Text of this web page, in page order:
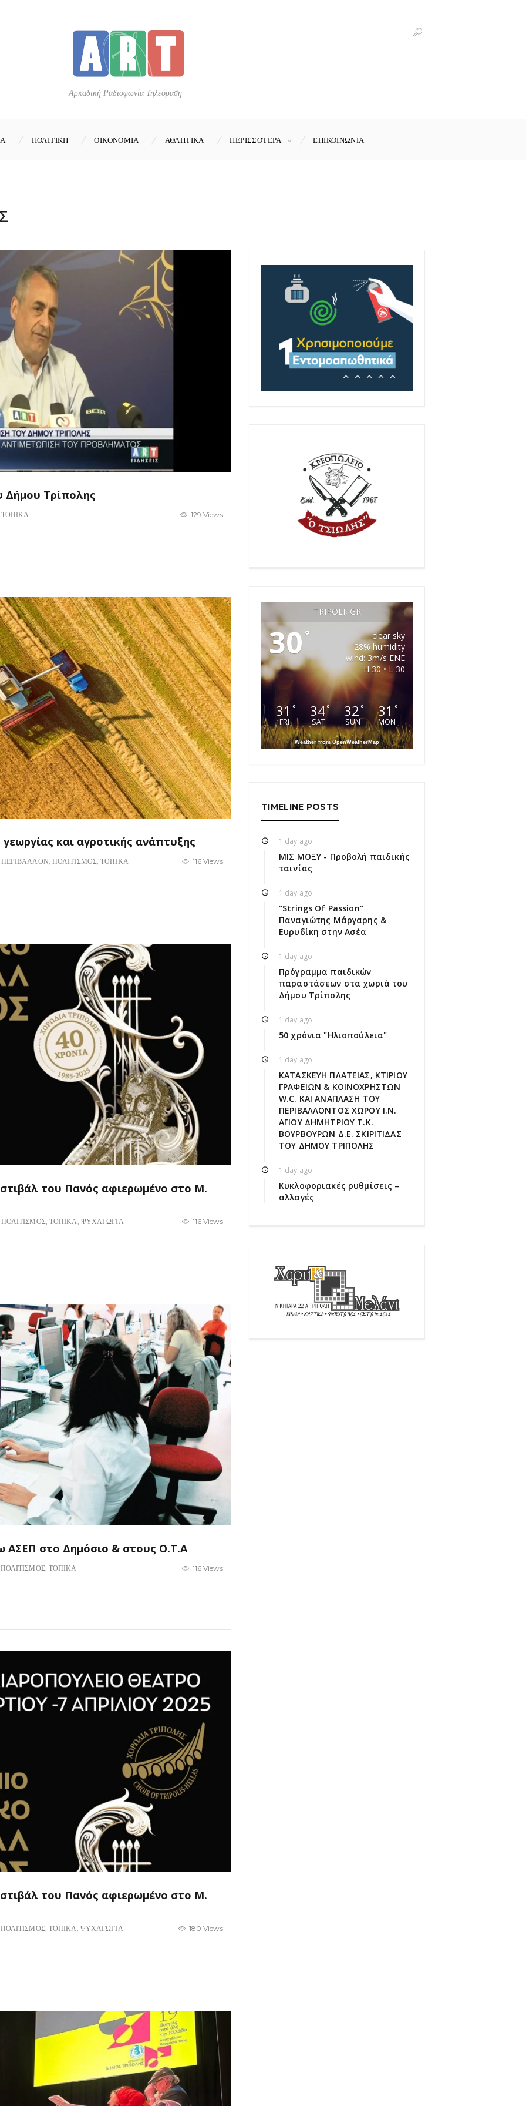
Αρκαδική Ραδιοφωνία Τηλεόραση
ΠΟΛΙΤΙΚΗ ΟΙΚΟΝΟΜΙΑ ΑΘΛΗΤΙΚΑ ΠΕΡΙΣΣΟΤΕΡΑ ΕΠΙΚΟΙΝΩΝΊΑ
Δήμου Τρίπολης
ΤΟΠΙΚΑ 129 Views
και αγροτικής ανάπτυξης
ΠΕΡΙΒΑΛΛΟΝ ΠΟΛΙΤΙΣΜΟΣ,ΤΟΠΙΚΑ 116 Views
του Πανός αφιερωμένο στο Μ.
ΠΟΛΙΤΙΣΜΟΣ, ΤΟΠΙΚΑ ΨΥΧΑΓΩΓΙΑ 116 Views
ΑΣΕΠ στο Δημόσιο & στους Ο.Τ.Α
ΠΟΛΙΤΙΣΜΟΣ, ΤΟΠΙΚΑ 116 Views
του Πανός αφιερωμένο στο Μ.
ΠΟΛΙΤΙΣΜΟΣ, ΤΟΠΙΚΑ ΨΥΧΑΓΩΓΙΑ 180 Views
TRIPOLI, GR
30 °
clear sky
28% humidity
wind: 3m/s ENE
H 30 • L 30
31 °
FRI
34°
SAT
32°
SUN
31 °
MON
Weather from OpenWeatherMap
TIMELINE POSTS
1 day ago
ΜΙΣ ΜΟΞΥ - Προβολή παιδικής
ταινίας
1 day ago
"Strings Of Passion"
Παναγιώτης Μάργαρης &
Ευρυδίκη στην Ασέα
1 day ago
Πρόγραμμα παιδικών
παραστάσεων στα χωριά του
Δήμου Τρίπολης
1 day ago
50 χρόνια "Ηλιοπούλεια"
1 day ago
ΚΑΤΑΣΚΕΥΗ ΠΛΑΤΕΙΑΣ, ΚΤΙΡΙΟΥ
ΓΡΑΦΕΙΩΝ & ΚΟΙΝΟΧΡΗΣΤΩΝ
W.C. ΚΑΙ ΑΝΑΠΛΑΣΗ ΤΟΥ
ΠΕΡΙΒΑΛΛΟΝΤΟΣ ΧΩΡΟΥ Ι.Ν.
ΑΓΙΟΥ ΔΗΜΗΤΡΙΟΥ Τ.Κ.
ΒΟΥΡΒΟΥΡΩΝ Δ.Ε. ΣΚΙΡΙΤΙΔΑΣ
ΤΟΥ ΔΗΜΟΥ ΤΡΙΠΟΛΗΣ
1 day ago
Κυκλοφοριακές ρυθμίσεις –
αλλαγές